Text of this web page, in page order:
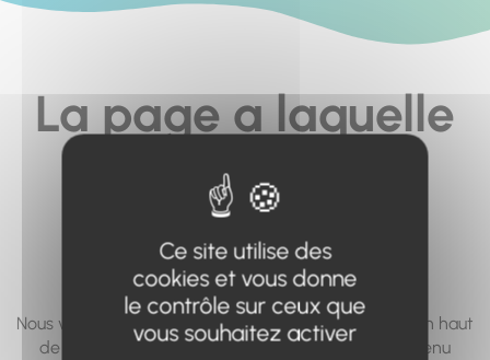
La page a laquelle
vous cherchez à
accéder n'existe
pas... ou plus.
Nous vous invitons à utiliser le moteur de recherche en haut
de page, ou à utiliser le menu pour trouver le contenu
Ce site utilise des
cookies et vous donne
le contrôle sur ceux que
vous souhaitez activer